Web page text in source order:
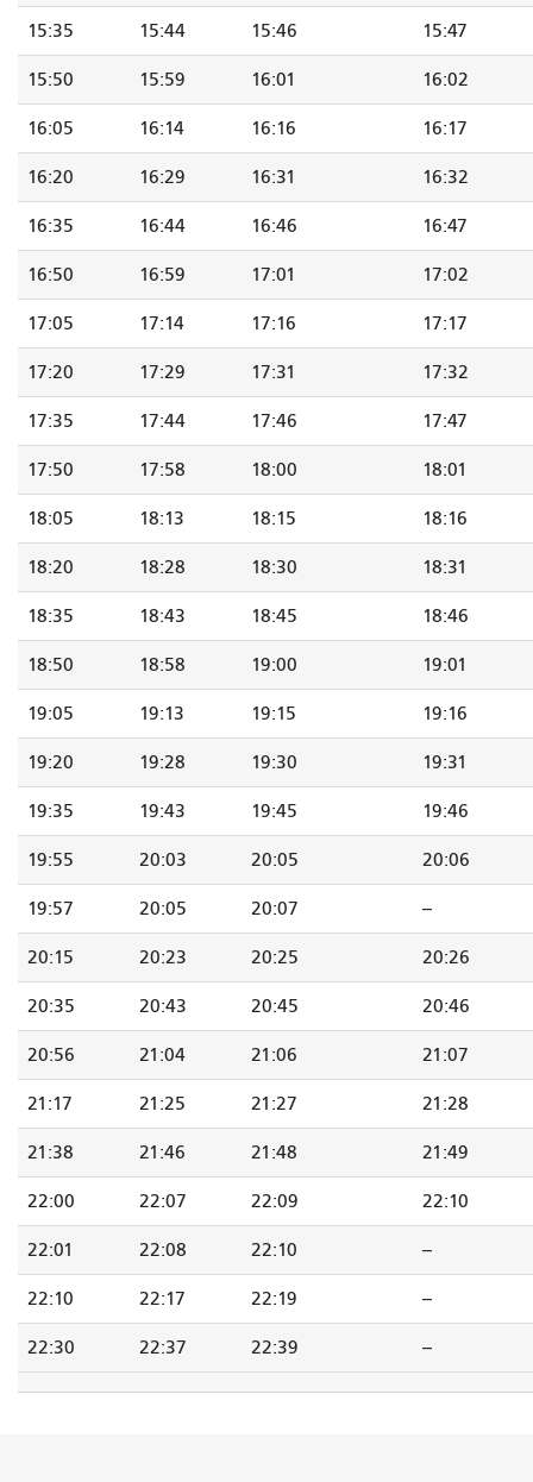
15:35 15:44 15:46 15:47
15:50 15:59 16:01 16:02
16:05 16:14 16:16 16:17
16:20 16:29 16:31 16:32
16:35 16:44 16:46 16:47
16:50 16:59 17:01 17:02
17:05 17:14 17:16 17:17
17:20 17:29 17:31 17:32
17:35 17:44 17:46 17:47
17:50 17:58 18:00 18:01
18:05 18:13 18:15 18:16
18:20 18:28 18:30 18:31
18:35 18:43 18:45 18:46
18:50 18:58 19:00 19:01
19:05 19:13 19:15 19:16
19:20 19:28 19:30 19:31
19:35 19:43 19:45 19:46
19:55 20:03 20:05 20:06
19:57 20:05 20:07 --
20:15 20:23 20:25 20:26
20:35 20:43 20:45 20:46
20:56 21:04 21:06 21:07
21:17 21:25 21:27 21:28
21:38 21:46 21:48 21:49
22:00 22:07 22:09 22:10
22:01 22:08 22:10 --
22:10 22:17 22:19 --
22:30 22:37 22:39 --